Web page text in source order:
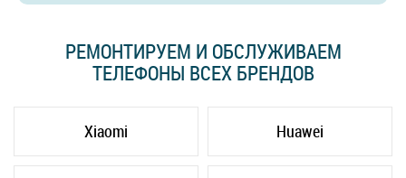
РЕМОНТИРУЕМ И ОБСЛУЖИВАЕМ
ТЕЛЕФОНЫ ВСЕХ БРЕНДОВ
Xiaomi Huawei